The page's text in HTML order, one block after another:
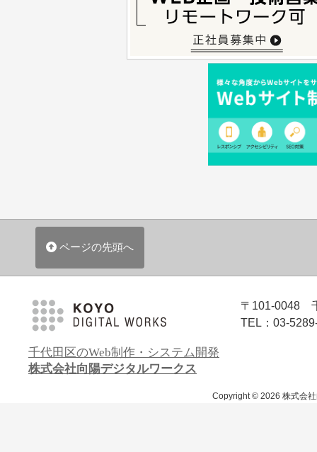
ページの先頭へ
千代田区のWeb制作・システム開発
株式会社向陽デジタルワークス
〒101-0048
TEL：03-
Copyright © 2026 株式会